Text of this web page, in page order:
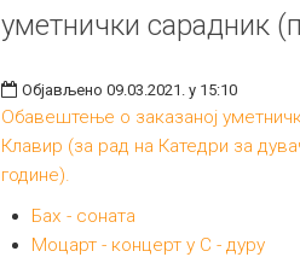
уметнички сарадник
Објављено 09.03.2021. у 15:10
Oбавештење о заказаној
Клавир (за рад на Катедри за
године).
Бах - соната
Моцарт - концерт у C - дуру